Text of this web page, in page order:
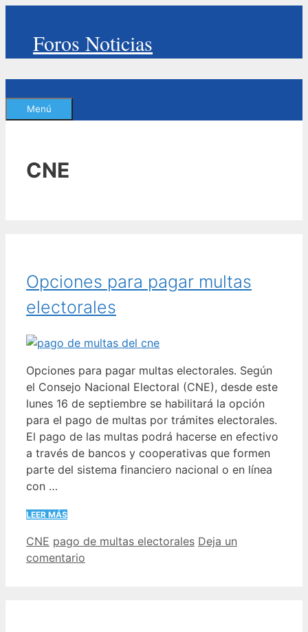
contenidoForos Noticias
Menú
CNE
Opciones para pagar multas
electorales
Opciones para pagar multas electorales. Según
el Consejo Nacional Electoral (CNE), desde este
lunes 16 de septiembre se habilitará la opción
para el pago de multas por trámites electorales.
El pago de las multas podrá hacerse en efectivo
a través de bancos y cooperativas que formen
parte del sistema financiero nacional o en línea
con …
LEER MÁS
Categorías
CNE Etiquetas
pago de multas electorales Deja un
comentario